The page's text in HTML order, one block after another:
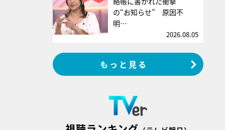
の“お知らせ” 原因不
明…
2026.08.05
もっと見る